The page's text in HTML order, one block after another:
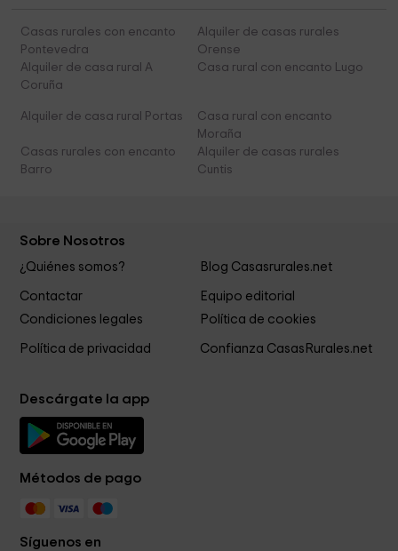
Casas rurales con encanto
Pontevedra
Alquiler de casas rurales
Orense
Alquiler de casa rural A
Coruña
Casa rural con encanto Lugo
Alquiler de casa rural Portas
Casa rural con encanto
Moraña
Casas rurales con encanto
Barro
Alquiler de casas rurales
Cuntis
Sobre Nosotros
¿Quiénes somos? Blog Casasrurales.net
Contactar
Equipo editorial
Condiciones legales
Política de cookies
Política de privacidad Confianza CasasRurales.net
Descárgate la app
Métodos de pago
Síguenos en